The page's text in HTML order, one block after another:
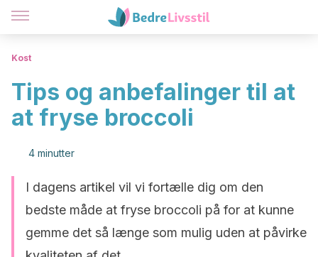
Kost
Tips og anbefalinger til at
at fryse broccoli
4 minutter
I dagens artikel vil vi fortælle dig om den
bedste måde at fryse broccoli på for at kunne
gemme det så længe som mulig uden at påvirke